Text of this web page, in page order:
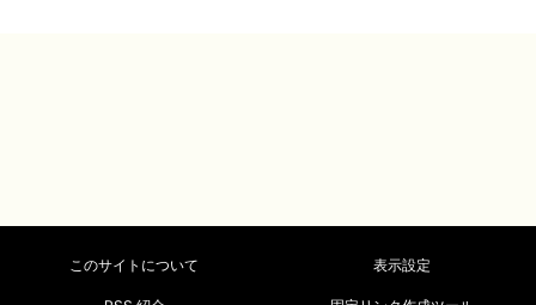
このサイトについて 表示設定